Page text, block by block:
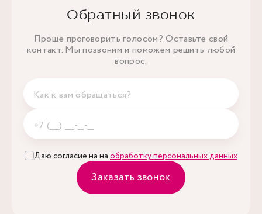
Обратный звонок
Проще проговорить голосом? Оставьте свой
контакт. Мы позвоним и поможем решить любой
вопрос.
Даю согласие на на обработку персональных данных
Заказать звонок